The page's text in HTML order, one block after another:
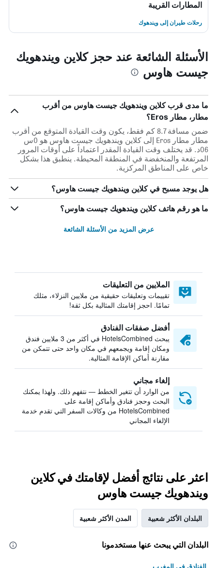
المطارات القريبة
رحلات طيران إلى ويندهوك
الأسئلة الشائعة عند حجز كلاين ويندهويك
جيست هاوس
ما مدى قرب كلاين ويندهويك جيست هاوس من أقرب
مطار، مطار Eros؟
ضمن مسافة 8.7 كم فقط، يكون وقت القيادة المتوقع من أقرب
مطار مطار Eros إلى كلاين ويندهويك جيست هاوس هو 0س
06د. قد يختلف وقت القيادة المقدر اعتماداً على أوقات المرور
المرتفعة والمنخفضة في المنطقة المحيطة. ينطبق هذا بشكل
خاص على المناطق المركزية.
هل يوجد مسبح في كلاين ويندهويك جيست هاوس؟
ما هو رقم هاتف كلاين ويندهويك جيست هاوس؟
عرض المزيد من الأسئلة الشائعة
الملايين من التعليقات
تقييمات وتعليقات حقيقية من ملايين النزلاء، مثلك
تمامًا. احجز إقامتك المثالية بكل ثقة!
أفضل صفقات الفنادق
يبحث HotelsCombined في أكثر من 3 ملايين فندق
ومكان إقامة ويجمعهم في مكان واحد حتى تتمكن من
مقارنة أماكن الإقامة المثالية.
إلغاء مجاني
من الوارد أن تتغير الخطط — نتفهم ذلك. ولهذا يمكنك
البحث وحجز فنادق وأماكن إقامة على
HotelsCombined من وكالات السفر التي تقدم خدمة
الإلغاء المجاني
اعثر على نتائج أفضل لإقامتك في كلاين
ويندهويك جيست هاوس
البلدان الأكثر شعبية المدن الأكثر شعبية
البلدان التي يبحث عنها مستخدمونا
الفنادق في المغرب